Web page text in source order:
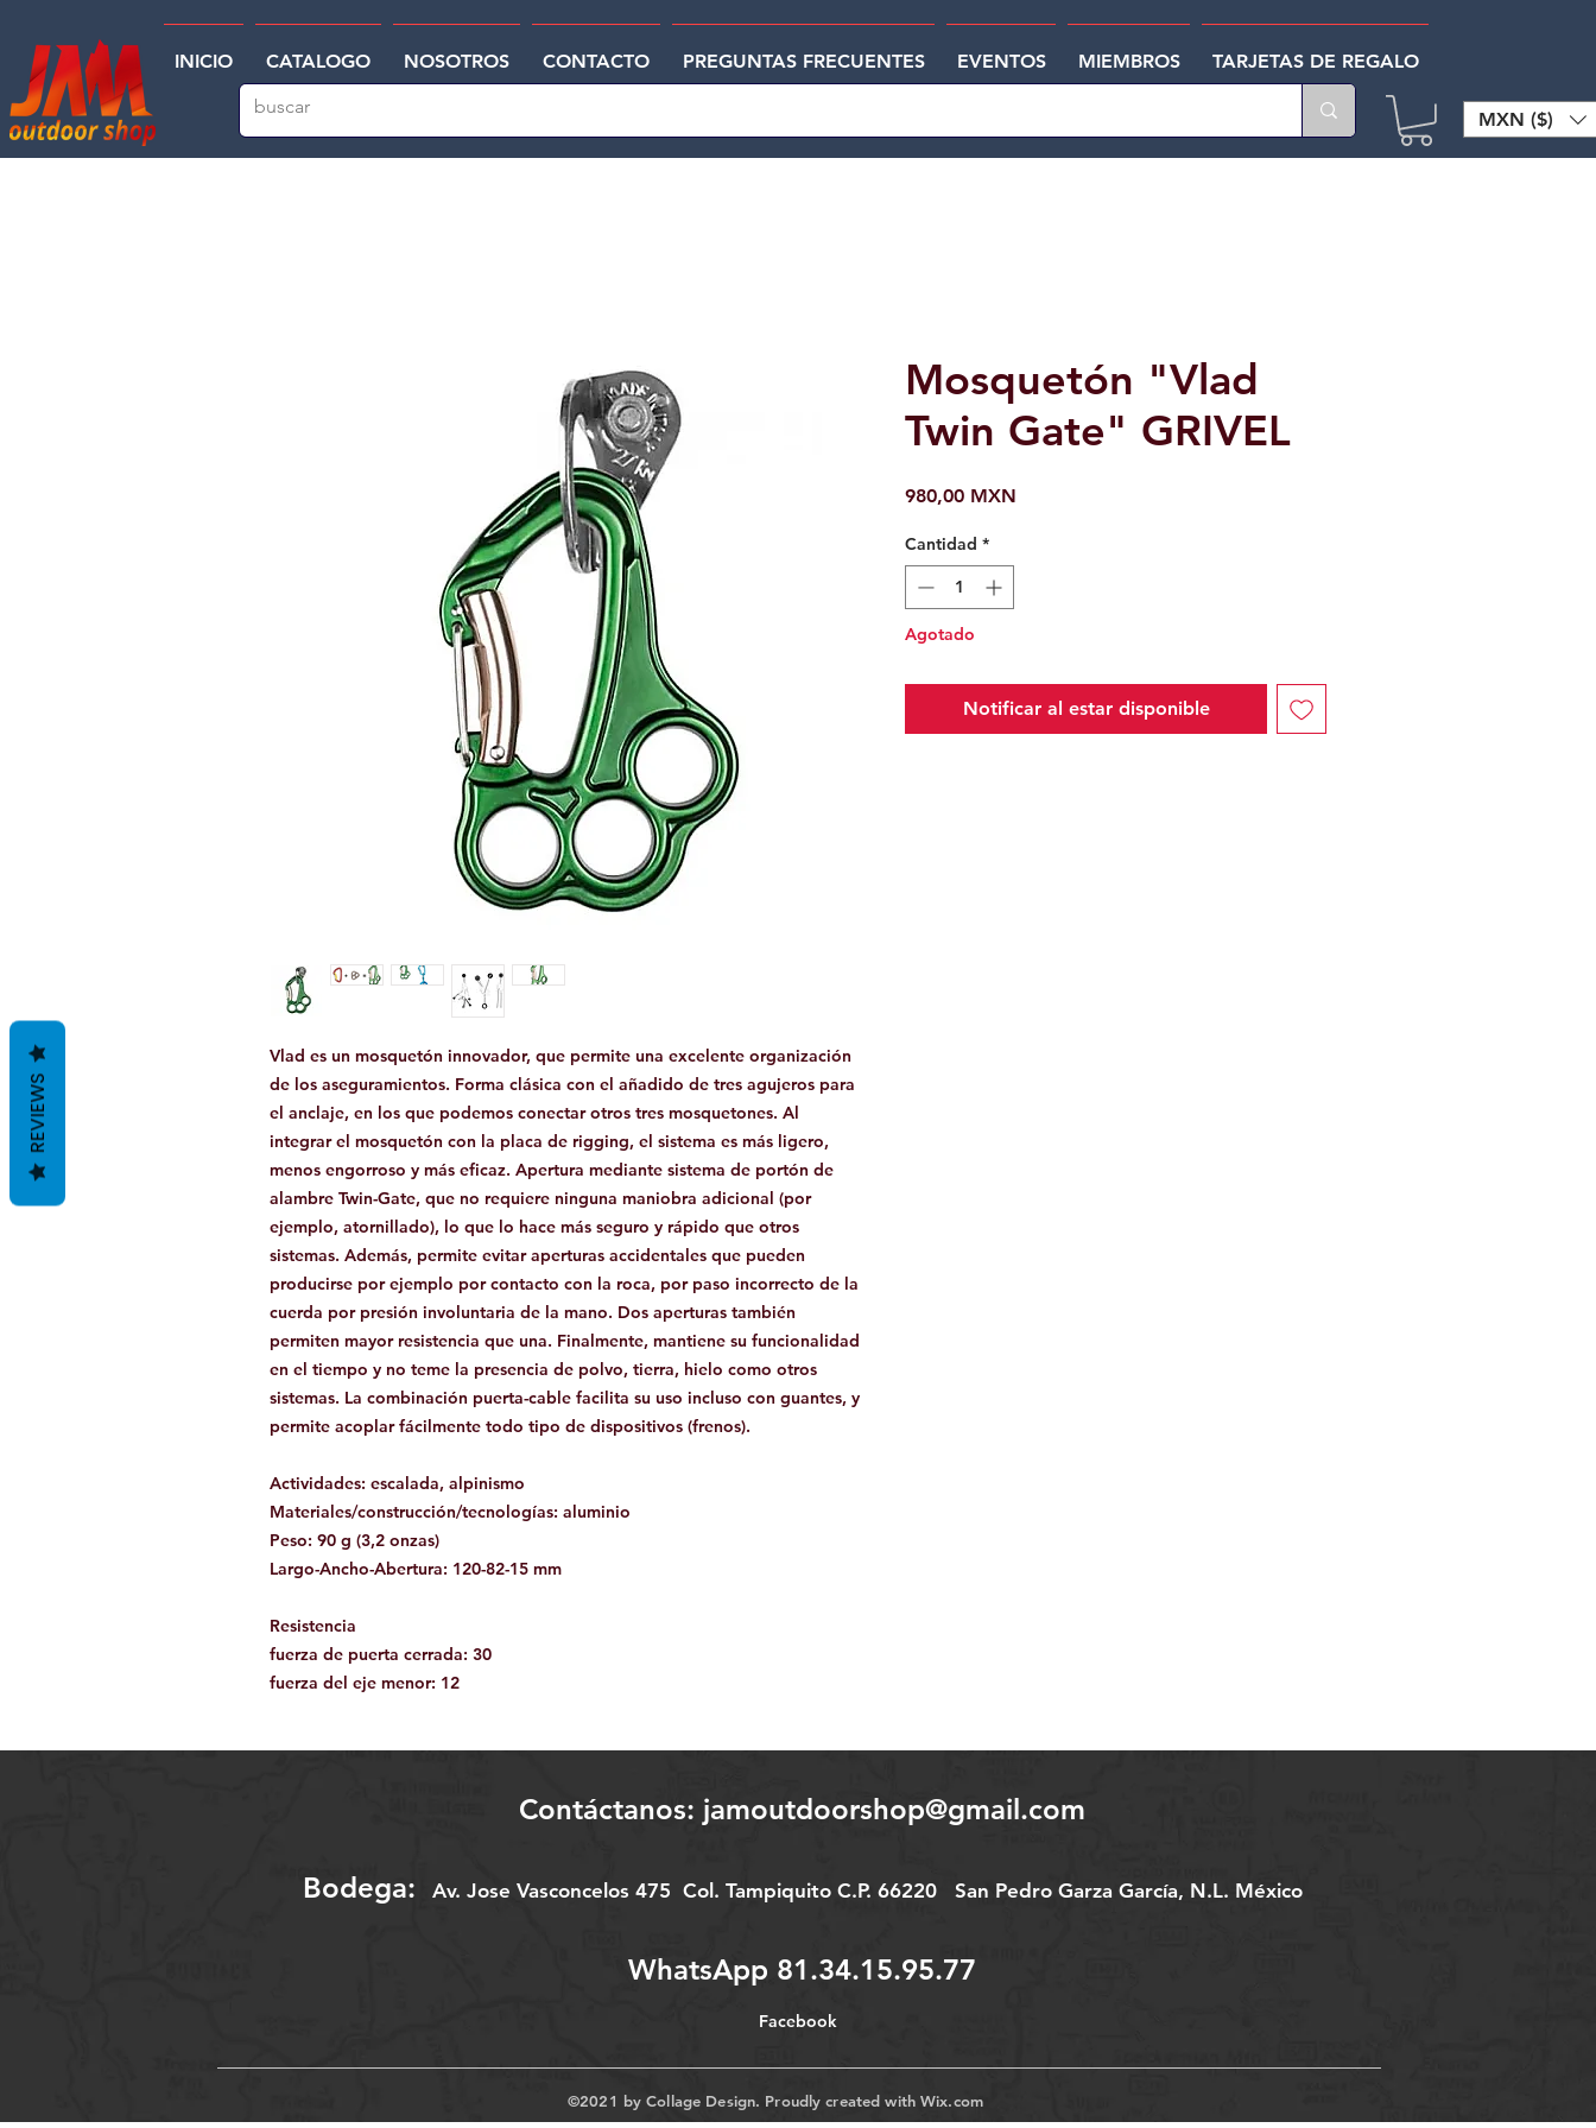
INICIO CATALOGO NOSOTROS CONTACTO PREGUNTAS FRECUENTES EVENTOS MIEMBROS TARJETAS DE REGALO
MXN ($)
Vlad es un mosquetón innovador, que permite una excelente organización
de los aseguramientos. Forma clásica con el añadido de tres agujeros para
el anclaje, en los que podemos conectar otros tres mosquetones. Al
integrar el mosquetón con la placa de rigging, el sistema es más ligero,
menos engorroso y más eficaz. Apertura mediante sistema de portón de
alambre Twin-Gate, que no requiere ninguna maniobra adicional (por
ejemplo, atornillado), lo que lo hace más seguro y rápido que otros
sistemas. Además, permite evitar aperturas accidentales que pueden
producirse por ejemplo por contacto con la roca, por paso incorrecto de la
cuerda por presión involuntaria de la mano. Dos aperturas también
permiten mayor resistencia que una. Finalmente, mantiene su funcionalidad
en el tiempo y no teme la presencia de polvo, tierra, hielo como otros
sistemas. La combinación puerta-cable facilita su uso incluso con guantes, y
permite acoplar fácilmente todo tipo de dispositivos (frenos).
Actividades: escalada, alpinismo
Materiales/construcción/tecnologías: aluminio
Peso: 90 g (3,2 onzas)
Largo-Ancho-Abertura: 120-82-15 mm
Resistencia
fuerza de puerta cerrada: 30
fuerza del eje menor: 12
Mosquetón "Vlad
Twin Gate" GRIVEL
980,00 MXN
Cantidad *
Agotado
Notificar al estar disponible
Contáctanos: jamoutdoorshop@gmail.com
Bodega: Av. Jose Vasconcelos 475 Col. Tampiquito C.P. 66220 San Pedro Garza García, N.L. México
WhatsApp 81.34.15.95.77
Facebook
©2021 by Collage Design. Proudly created withWix.com
REVIEWS